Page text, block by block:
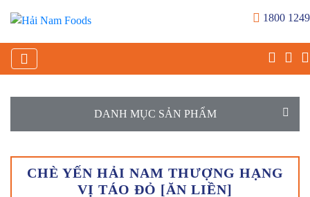
1800 1249
DANH MỤC SẢN PHẨM
CHÈ YẾN HẢI NAM THƯỢNG HẠNG
VỊ TÁO ĐỎ [ĂN LIỀN]